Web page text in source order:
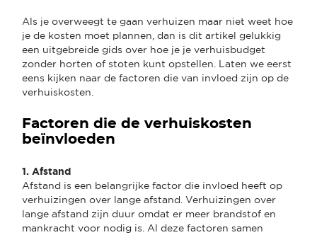
Als je overweegt te gaan verhuizen maar niet weet hoe
je de kosten moet plannen, dan is dit artikel gelukkig
een uitgebreide gids over hoe je je verhuisbudget
zonder horten of stoten kunt opstellen. Laten we eerst
eens kijken naar de factoren die van invloed zijn op de
verhuiskosten.
Factoren die de verhuiskosten
beïnvloeden
1. Afstand
Afstand is een belangrijke factor die invloed heeft op
verhuizingen over lange afstand. Verhuizingen over
lange afstand zijn duur omdat er meer brandstof en
mankracht voor nodig is. Al deze factoren samen